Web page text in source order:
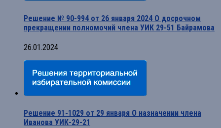
Решение № 90-994 от 26 января 2024 О досрочном
прекращении полномочий члена УИК 29-51 Байрамова
26.01.2024
Решение 91-1029 от 29 января О назначении члена
Иванова УИК-29-21